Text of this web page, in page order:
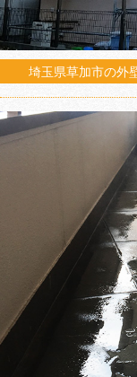
埼玉県草加市の外